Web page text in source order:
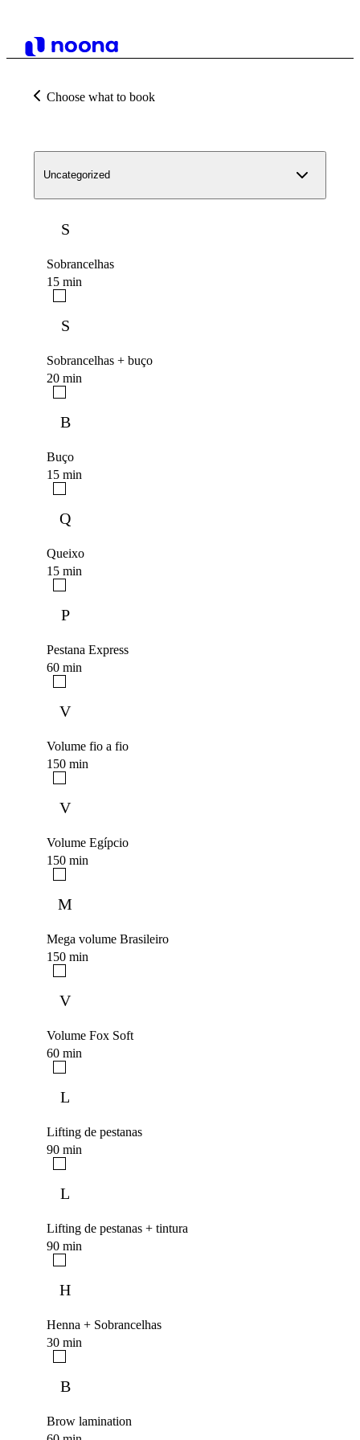
Choose what to book
Uncategorized
S
Sobrancelhas
15 min
S
Sobrancelhas + buço
20 min
B
Buço
15 min
Q
Queixo
15 min
P
Pestana Express
60 min
V
Volume fio a fio
150 min
V
Volume Egípcio
150 min
M
Mega volume Brasileiro
150 min
V
Volume Fox Soft
60 min
L
Lifting de pestanas
90 min
L
Lifting de pestanas + tintura
90 min
H
Henna + Sobrancelhas
30 min
B
Brow lamination